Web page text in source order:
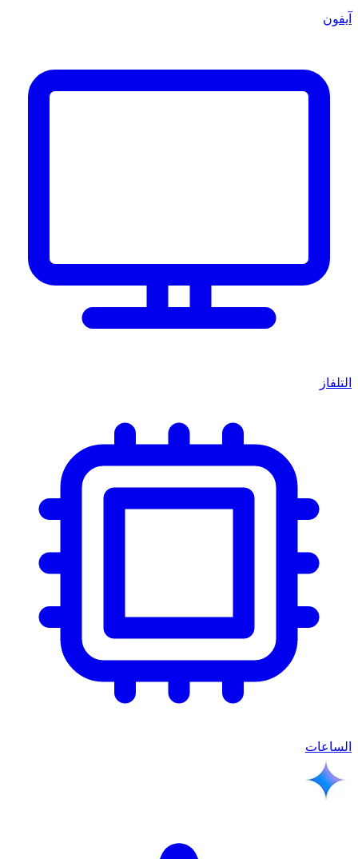
آيفون
التلفاز
الساعات